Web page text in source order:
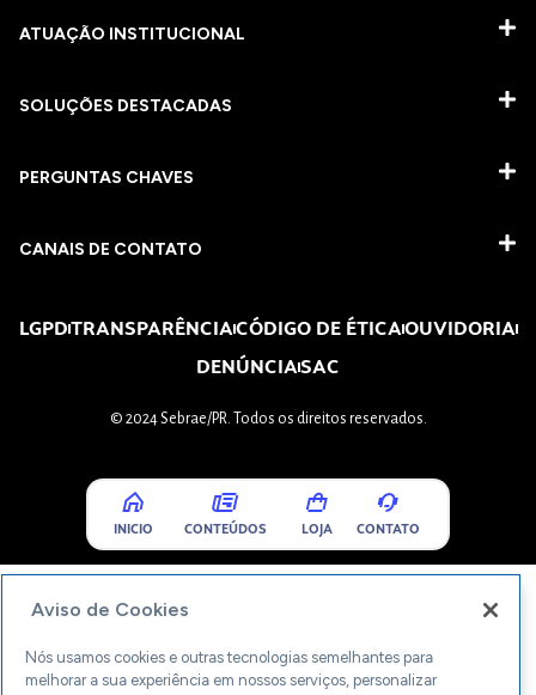
ATUAÇÃO INSTITUCIONAL
SOLUÇÕES DESTACADAS
PERGUNTAS CHAVES​
CANAIS DE CONTATO
LGPDTRANSPARÊNCIACÓDIGO DE ÉTICAOUVIDORIA
DENÚNCIASAC
© 2024 Sebrae/PR. Todos os direitos reservados.
INICIO CONTEÚDOS LOJA CONTATO
Aviso de Cookies
Nós usamos cookies e outras tecnologias semelhantes para
melhorar a sua experiência em nossos serviços, personalizar